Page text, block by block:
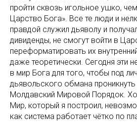
пройти сквозь игольное ушко,
Царство Бога». Все те люди и
правдой служил дьяволу и
дивиденды, не смогут войти в
переформатировать их
даже теоретически. Сегодня эти
в мир Бога для того, чтобы под
дьявольского обмана
Молдавский Мировой Порядок.
Мир, который я построил,
как система работает чётко по